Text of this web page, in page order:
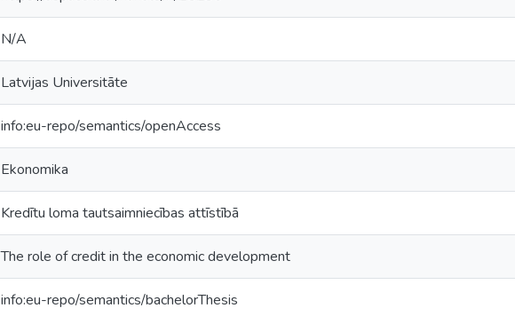
N/A
Latvijas Universitāte
info:eu-repo/semantics/openAccess
Ekonomika
Kredītu loma tautsaimniecības attīstībā
The role of credit in the economic development
info:eu-repo/semantics/bachelorThesis